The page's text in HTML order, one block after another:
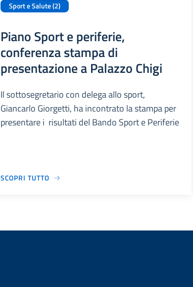
Sport e Salute (2)
Piano Sport e periferie,
conferenza stampa di
presentazione a Palazzo Chigi
Il sottosegretario con delega allo sport,
Giancarlo Giorgetti, ha incontrato la stampa per
presentare i risultati del Bando Sport e Periferie
SCOPRI TUTTO